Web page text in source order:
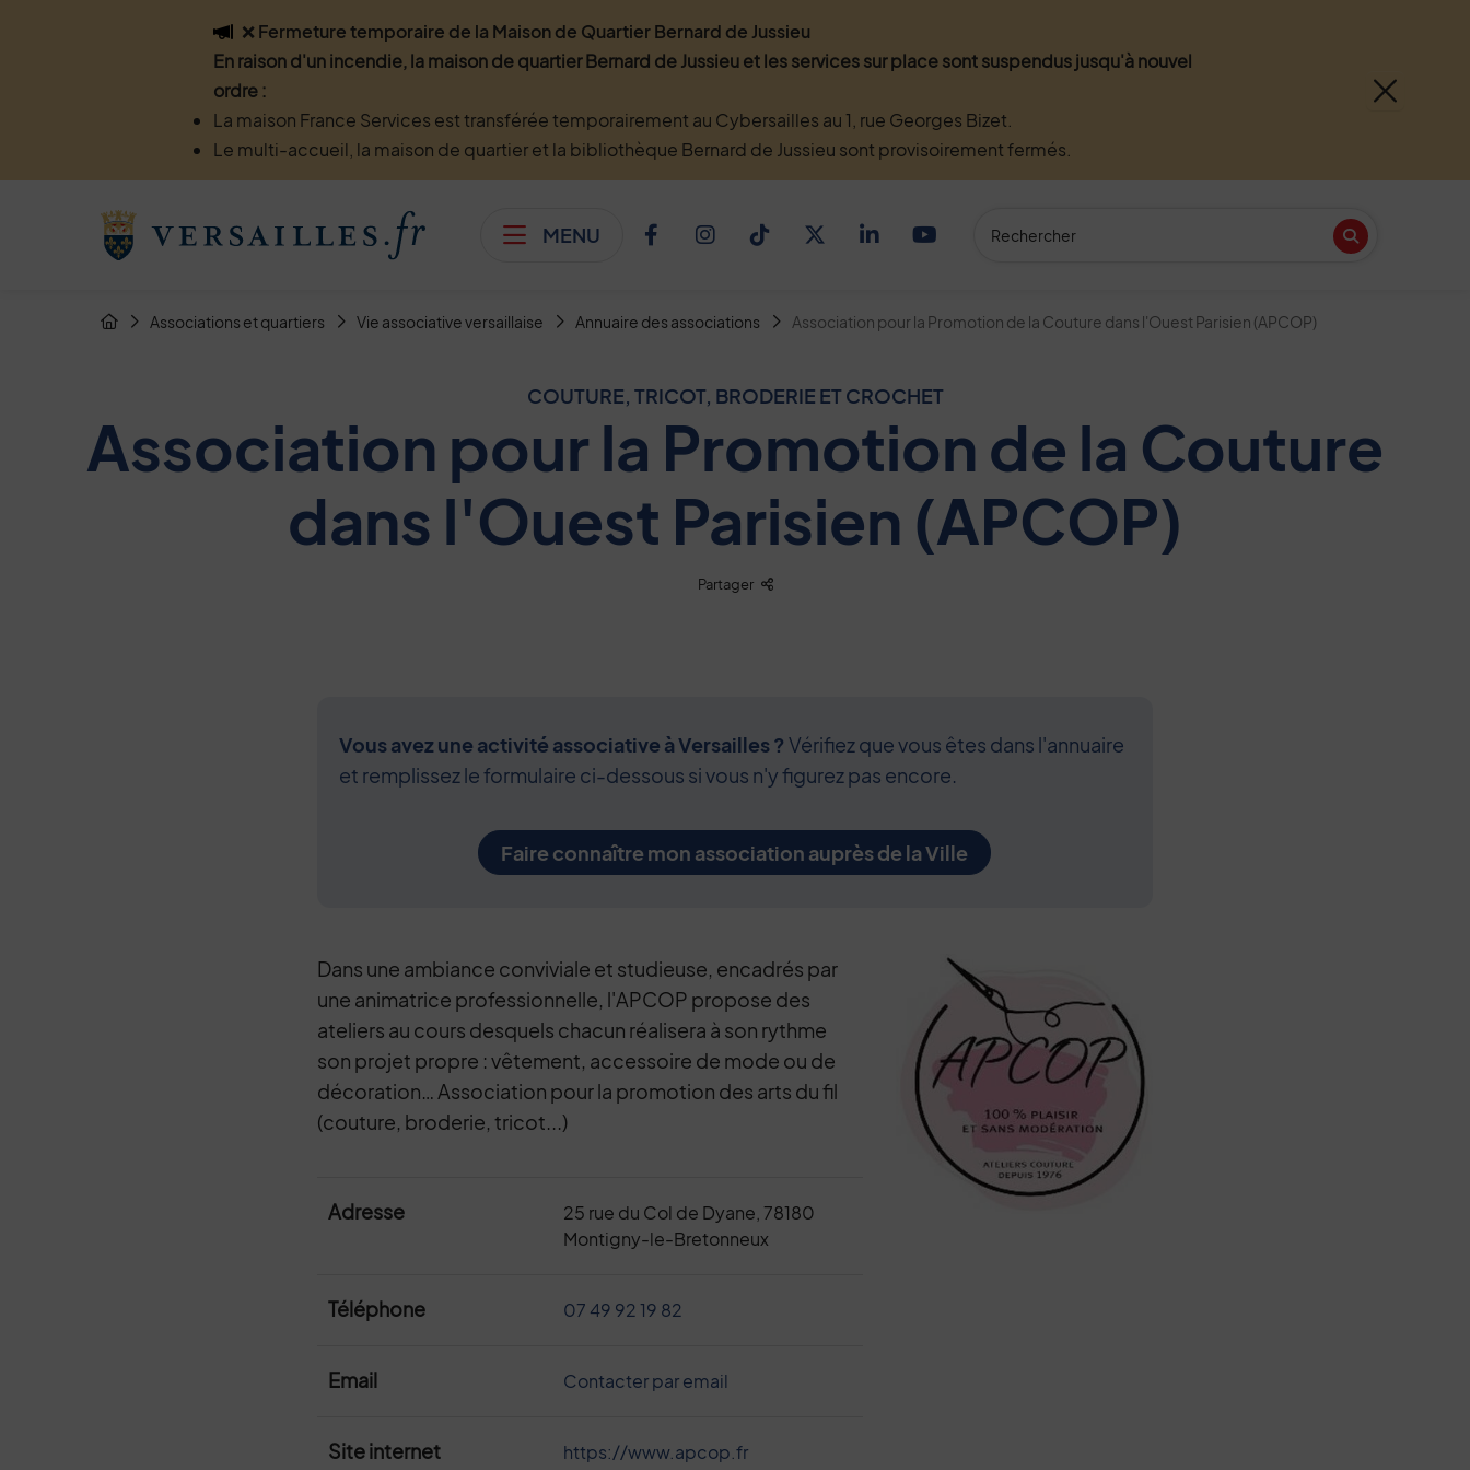
Flash info
❌ Fermeture temporaire de la Maison de Quartier Bernard de Jussieu
En raison d'un incendie, la maison de quartier Bernard de Jussieu et les services sur place sont suspendus jusqu'à nouvel
ordre :
La maison France Services est transférée temporairement au Cybersailles au 1, rue Georges Bizet.
Le multi-accueil, la maison de quartier et la bibliothèque Bernard de Jussieu sont provisoirement fermés.
Retour à l'accueil Afficher le menu
MENU
Facebook
Instagram
TikTokTwitter
LinkedinYoutube
Recherche
Fil d'Arianne de la page
Page d'accueil du site
Associations et quartiers Vie associative versaillaise Annuaire des associations Association pour la Promotion de la Couture dans l'Ouest Parisien (APCOP)
COUTURE, TRICOT, BRODERIE ET CROCHET
Association pour la Promotion de la Couture
dans l'Ouest Parisien (APCOP)
Partager Liste des liens de partage
Vous avez une activité associative à Versailles ?Vérifiez que vous êtes dans l'annuaire
et remplissez le formulaire ci-dessous si vous n'y figurez pas encore.
Faire connaître mon association auprès de la Ville
Dans une ambiance conviviale et studieuse, encadrés par
une animatrice professionnelle, l'APCOP propose des
ateliers au cours desquels chacun réalisera à son rythme
son projet propre : vêtement, accessoire de mode ou de
décoration… Association pour la promotion des arts du fil
(couture, broderie, tricot...)
Adresse
25 rue du Col de Dyane, 78180
Montigny-le-Bretonneux
Téléphone 07 49 92 19 82
Email Contacter par email
Site internet https://www.apcop.fr